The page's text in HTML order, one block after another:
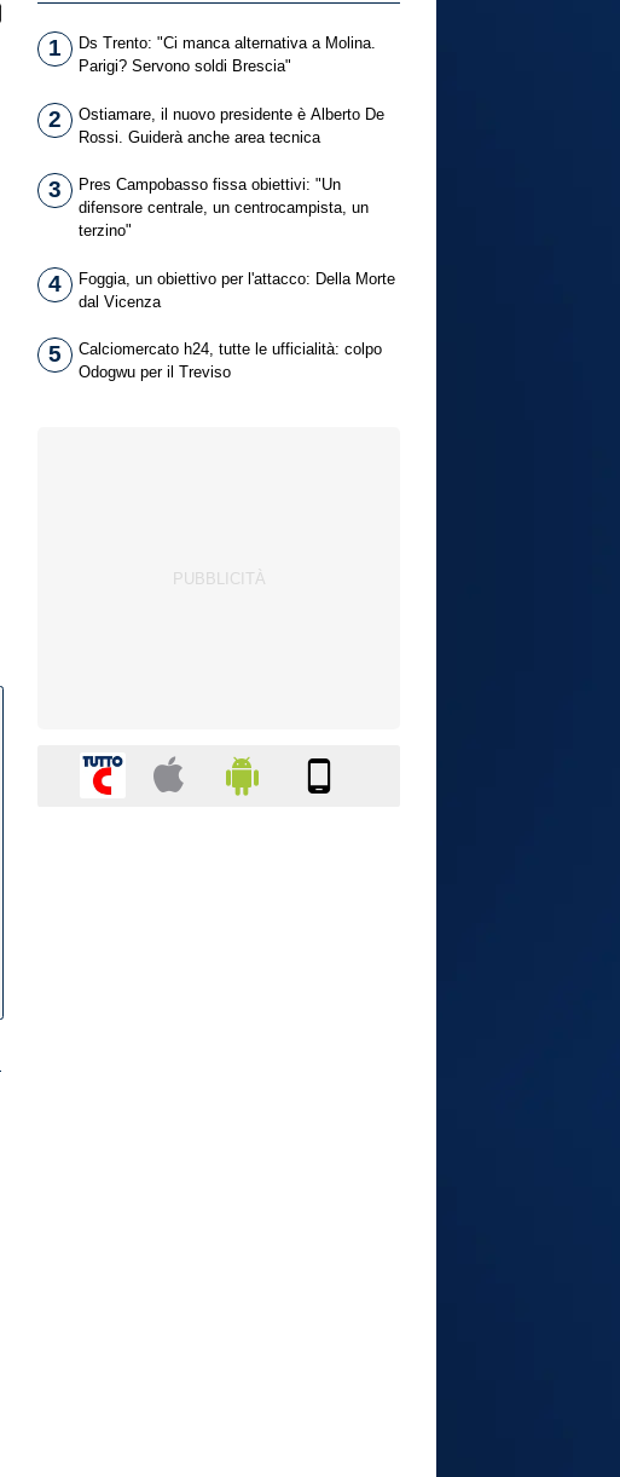
1
Ds Trento: "Ci manca alternativa a Molina.
Parigi? Servono soldi Brescia"
2
Ostiamare, il nuovo presidente è Alberto De
Rossi. Guiderà anche area tecnica
3
Pres Campobasso fissa obiettivi: "Un
difensore centrale, un centrocampista, un
terzino"
4
Foggia, un obiettivo per l'attacco: Della Morte
dal Vicenza
5
Calciomercato h24, tutte le ufficialità: colpo
Odogwu per il Treviso